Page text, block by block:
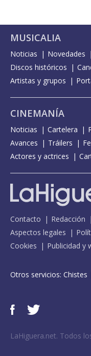
MUSICALIA
Noticias Novedades
Discos históricos
Artistas y grupos
CINEMANÍA
Noticias Cartelera
Avances
Tráilers
Actores y actrices
Contacto Redacción
Aspectos legales
Cookies
Publicidad y
Otros servicios: Chistes
LaHiguera.net. Todos